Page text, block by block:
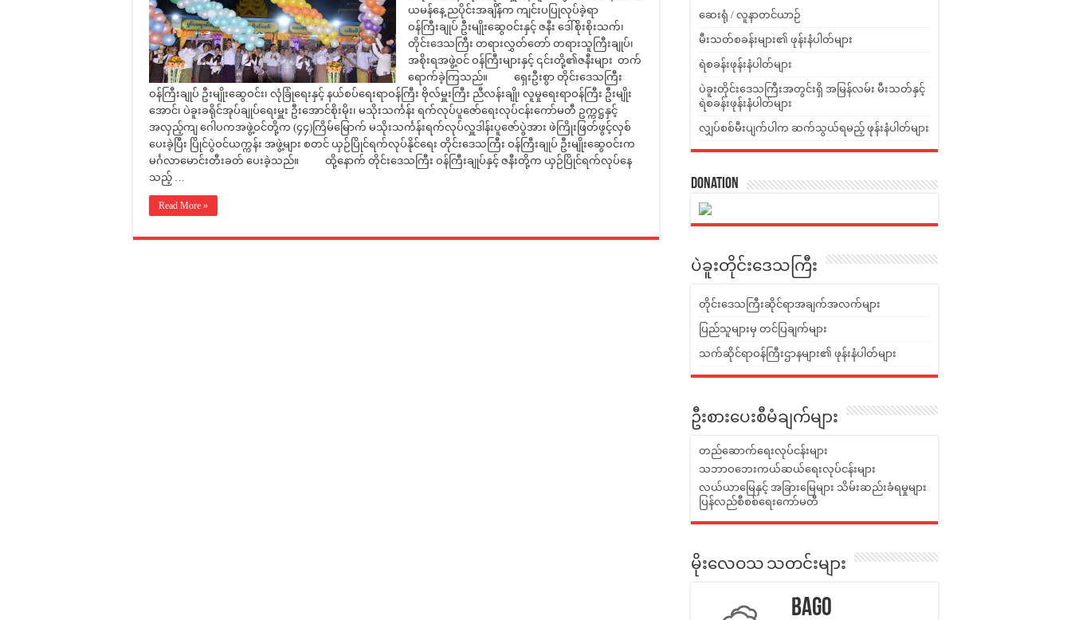
ယမန်နေ့ ညပိုင်းအချိန်က ကျင်းပပြုလုပ်ခဲ့ရာ
ဝန်ကြီးချုပ် ဦးမျိုးဆွေဝင်းနှင့် ဇနီး ဒေါ်စိုးစိုးသက်၊
တိုင်းဒေသကြီး တရားလွှတ်တော် တရားသူကြီးချုပ်၊
အစိုးရအဖွဲ့ဝင် ဝန်ကြီးများနှင့် ၎င်းတို့၏ဇနီးများ တက်
ရောက်ခဲ့ကြသည်။ ရှေးဦးစွာ တိုင်းဒေသကြီး
ဝန်ကြီးချုပ် ဦးမျိုးဆွေဝင်း၊ လုံခြုံရေးနှင့် နယ်စပ်ရေးရာဝန်ကြီး ဗိုလ်မှူးကြီး ညီလန်းချို၊ လူမှုရေးရာဝန်ကြီး ဦးမျိုး
အောင်၊ ပဲခူးခရိုင်အုပ်ချုပ်ရေးမှူး ဦးအောင်စိုးမိုး၊ မသိုးသင်္ကန်း ရက်လုပ်ပူဇော်ရေးလုပ်ငန်းကော်မတီ ဥက္ကဋ္ဌနှင့်
အလှည့်ကျ ဂေါပကအဖွဲ့ဝင်တို့က (၄၄)ကြိမ်မြောက် မသိုးသင်္ကန်းရက်လုပ်လှူဒါန်းပူဇော်ပွဲအား ဖဲကြိုးဖြတ်ဖွင့်လှစ်
ပေးခဲ့ပြီး ပြိုင်ပွဲဝင်ယက္ကန်း အဖွဲ့များ စတင် ယှဉ်ပြိုင်ရက်လုပ်နိုင်ရေး တိုင်းဒေသကြီး ဝန်ကြီးချုပ် ဦးမျိုးဆွေဝင်းက
မင်္ဂလာမောင်းတီးခတ် ပေးခဲ့သည်။ ထို့နောက် တိုင်းဒေသကြီး ဝန်ကြီးချုပ်နှင့် ဇနီးတို့က ယှဉ်ပြိုင်ရက်လုပ်နေ
သည့် …
Read More »
ဆေးရုံ / လူနာတင်ယာဉ်
မီးသတ်စခန်းများ၏ ဖုန်းနံပါတ်များ
ရဲစခန်းဖုန်းနံပါတ်များ
ပဲခူးတိုင်းဒေသကြီးအတွင်းရှိ အမြန်လမ်း မီးသတ်နှင့်
ရဲစခန်းဖုန်းနံပါတ်များ
လျှပ်စစ်မီးပျက်ပါက ဆက်သွယ်ရမည့် ဖုန်းနံပါတ်များ
Donation
ပဲခူးတိုင်းဒေသကြီး
တိုင်းဒေသကြီးဆိုင်ရာအချက်အလက်များ
ပြည်သူများမှ တင်ပြချက်များ
သက်ဆိုင်ရာဝန်ကြီးဌာနများ၏ ဖုန်းနံပါတ်များ
ဦးစားပေးစီမံချက်များ
တည်ဆောက်ရေးလုပ်ငန်းများ
သဘာဝဘေးကယ်ဆယ်ရေးလုပ်ငန်းများ
လယ်ယာမြေနှင့် အခြားမြေများ သိမ်းဆည်းခံရမှုများ
ပြန်လည်စီစစ်ရေးကော်မတီ
မိုးလေဝသ သတင်းများ
Bago